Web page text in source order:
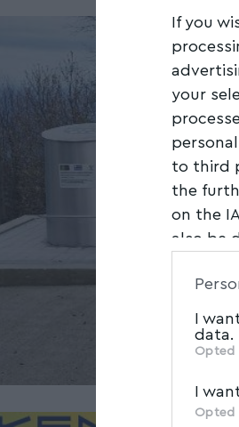
If you
your
to third
the
on the
also be
parties.
I
data.
Opted
I
Opted